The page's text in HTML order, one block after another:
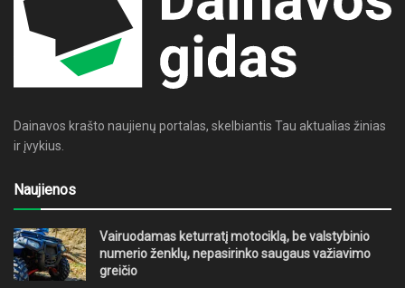
Dainavos krašto naujienų portalas, skelbiantis Tau aktualias žinias
ir įvykius.
Naujienos
Vairuodamas keturratį motociklą, be valstybinio
numerio ženklų, nepasirinko saugaus važiavimo
greičio